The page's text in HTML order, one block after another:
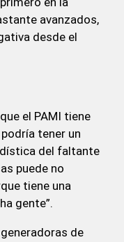
avanzados,
desde el
el PAMI tiene
tener un
del faltante
puede no
tiene una
gente”.
de